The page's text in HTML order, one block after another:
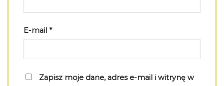
E-mail *
Zapisz moje dane, adres e-mail i witrynę w